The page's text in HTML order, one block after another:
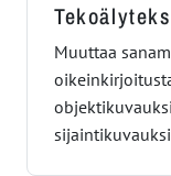
Muuttaa